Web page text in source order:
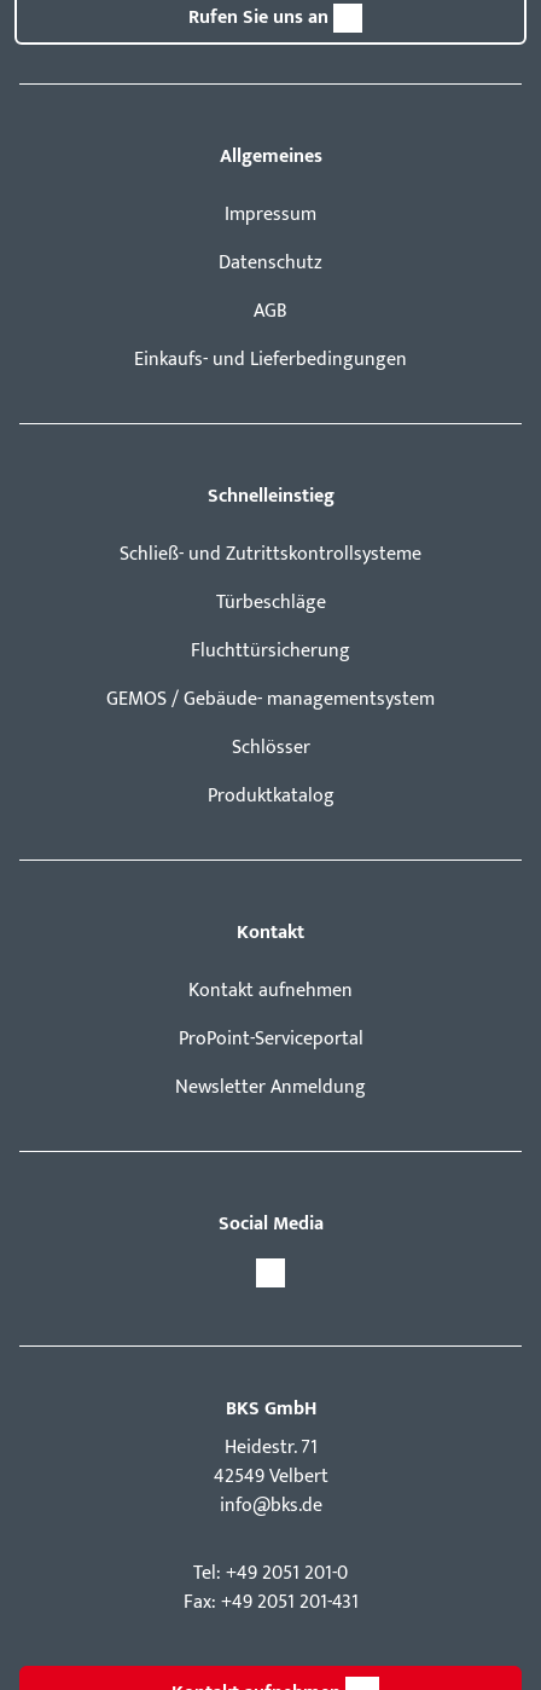
Rufen Sie uns an
Allgemeines
Impressum
Datenschutz
AGB
Einkaufs- und Lieferbedingungen
Schnelleinstieg
Schließ- und Zutrittskontrollsysteme
Türbeschläge
Fluchttürsicherung
GEMOS / Gebäude- managementsystem
Schlösser
Produktkatalog
Kontakt
Kontakt aufnehmen
ProPoint-Serviceportal
Newsletter Anmeldung
Social Media
BKS GmbH
Hei­destr. 71
42549 Velbert
info@bks.de
Tel: +49 2051 201-0
Fax: +49 2051 201-431